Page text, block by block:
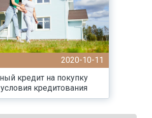
2020-10-11
кредит на покупку
кредитования